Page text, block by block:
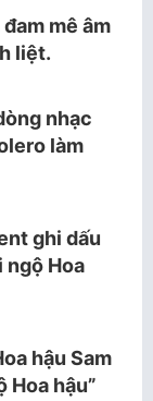
mê âm
liệt.
nhạc
làm
ghi dấu
ngộ Hoa
hậu Sam
Hoa hậu”